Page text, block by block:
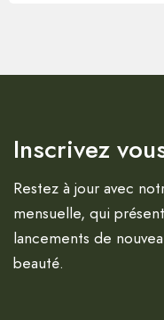
Inscrivez
Restez à jour avec
mensuelle, qui
lancements de
beauté.